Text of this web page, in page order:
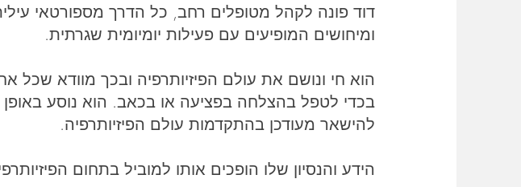
דוד פונה לקהל מטופלים רחב, כל הדרך מספורטאי
ומיחושים המופיעים עם פעילות יומיומית שגרתית.
הוא חי ונושם את עולם הפיזיותרפיה ובכך מוודא שכל
בכדי לטפל בהצלחה בפציעה או בכאב. הוא נוסע
להישאר מעודכן בהתקדמות עולם הפיזיותרפיה.
הידע והנסיון שלו הופכים אותו למוביל בתחום